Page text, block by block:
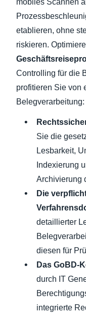
mobiles Scannen
etablieren, ohne
riskieren.
Controlling für die
profitieren Sie von
Belegverarbeitung:
Sie die
Lesbarkeit,
Indexierung
Archivierung
Die
detaillierter
diesen für
Das GoBD-
durch IT
integrierte